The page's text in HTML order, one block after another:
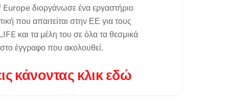
διοργάνωσε ένα εργαστήριο
που απαιτείται στην ΕΕ για τους
και τα μέλη του σε όλα τα θεσμικά
έγγραφο που ακολουθεί.
κάνοντας κλικ εδώ